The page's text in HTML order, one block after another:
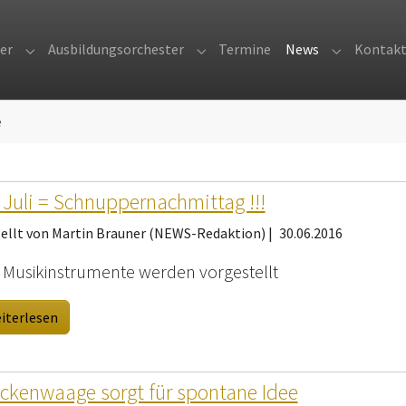
Submenu for "Orchester"
Ausbildungsorchester Submenu for
Termine News Submenu
Kontakt
= Schnuppernachmittag !!!
von Martin Brauner (NEWS-Redaktion) | 30.06.2016
werden vorgestellt
sorgt für spontane Idee